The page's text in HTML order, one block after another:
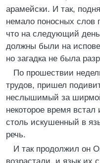
арамейски. И так,
немало поносных слов
что на следующий
должны были на
но загадка не была
По прошествии
трудов, пришел
неслышимый за
некоторое время
столь искушенный в
речь.
И так продолжил он